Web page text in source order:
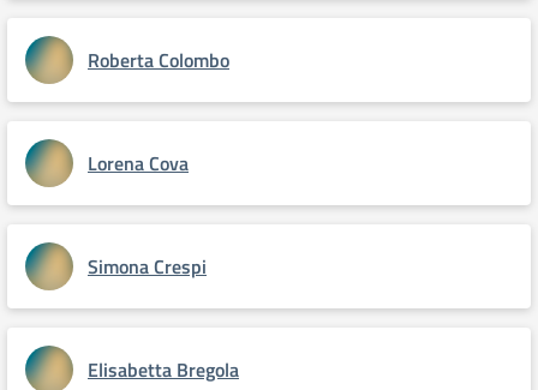
Roberta Colombo
Lorena Cova
Simona Crespi
Elisabetta Bregola